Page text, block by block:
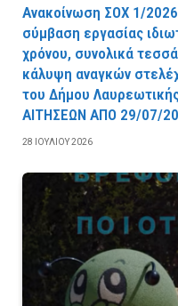
Ανακοίνωση ΣΟΧ 1/
σύμβαση εργασίας
χρόνου, συνολικά
κάλυψη αναγκών
του Δήμου
AITHΣEΩN AΠO 29/07/
28 ΙΟΥΛΊΟΥ 2026